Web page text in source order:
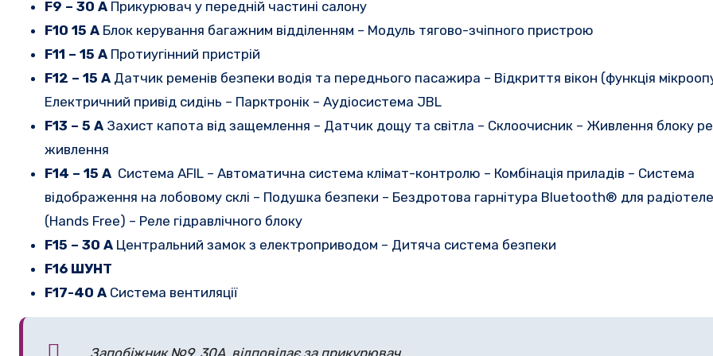
F9 – 30 A Прикурювач у передній частині салону
F10 15 A Блок керування багажним відділенням – Модуль тягово-зчіпного пристрою
F11 – 15 A Протиугінний пристрій
F12 – 15 A Датчик ременів безпеки водія та переднього пасажира – Відкриття вікон (функція
Електричний привід сидінь – Парктронік – Аудіосистема JBL
F13 – 5 A Захист капота від защемлення – Датчик дощу та світла – Склоочисник – Живлення блоку
живлення
F14 – 15 A Система AFIL – Автоматична система клімат-контролю – Комбінація приладів – Система
відображення на лобовому склі – Подушка безпеки – Бездротова гарнітура Bluetooth® для
(Hands Free) – Реле гідравлічного блоку
F15 – 30 A Центральний замок з електроприводом – Дитяча система безпеки
F16 ШУНТ
F17-40 A Система вентиляції
Запобіжник №9, 30А, відповідає за прикурювач.